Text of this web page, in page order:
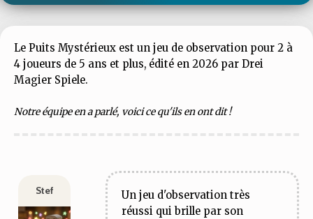
Le Puits Mystérieux est un jeu de observation pour 2 à
4 joueurs de 5 ans et plus, édité en 2026 par Drei
Magier Spiele.
Notre équipe en a parlé, voici ce qu'ils en ont dit !
Stef
Un jeu d'observation très
réussi qui brille par son